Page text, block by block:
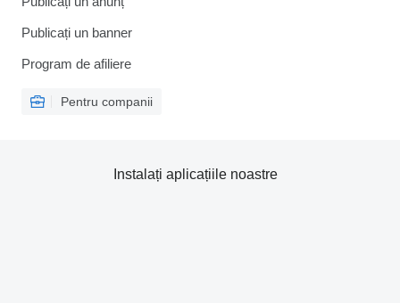
Publicați un banner
Program de afiliere
Pentru companii
Instalați aplicațiile noastre